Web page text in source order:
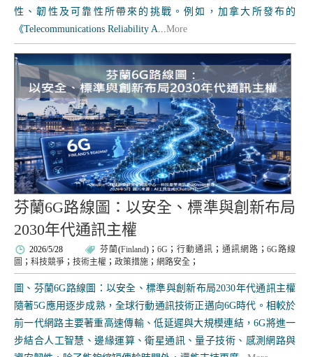
性、韌性及可靠性所帶來的挑戰。例如，加拿大所發布的
《Telecommunications Reliability A...More
芬蘭6G路線圖：以安全、標準與創新布局
2030年代通訊主權
2026/5/28 芬蘭(Finland)；6G ； 行動通訊 ； 通訊網路 ；6G路線
圖 ； 科技競爭 ； 技術主權 ； 政策措施 ； 網路安全 ；
圖、芬蘭6G路線圖：以安全、標準與創新布局2030年代通訊主權
隨著5G應用逐步成熟，全球行動通訊技術正邁向6G時代。相較於
前一代網路主要著重高速傳輸、低延遲與大規模連結，6G將進一
步結合人工智慧、邊緣運算、衛星通訊、量子技術、感測網路與